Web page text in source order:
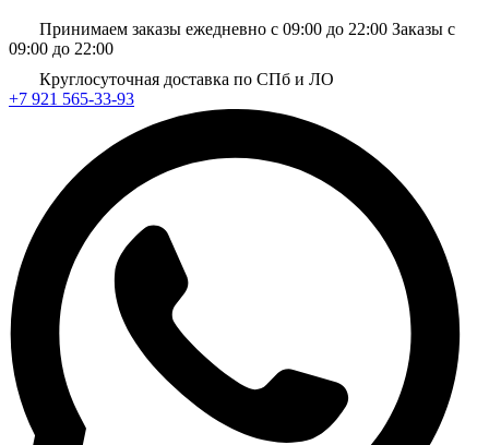
Принимаем заказы ежедневно с 09:00 до 22:00 Заказы с
09:00 до 22:00
Круглосуточная доставка по СПб и ЛО
+7 921 565-33-93